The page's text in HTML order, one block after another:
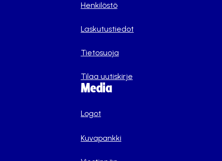
Henkilöstö
Laskutustiedot
Tietosuoja
Tilaa uutiskirje
Media
Logot
Kuvapankki